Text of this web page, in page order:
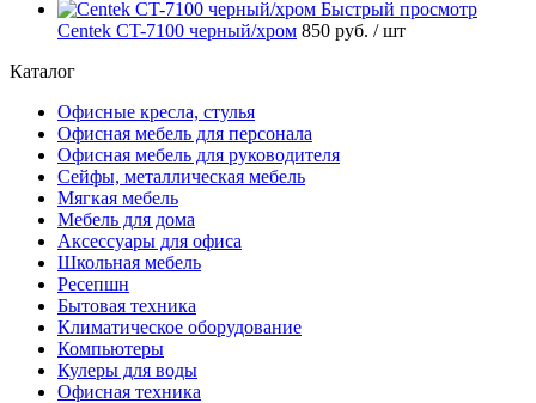
Быстрый просмотр
Centek CT-7100 черный/хром 850 руб. / шт
Каталог
Офисные кресла, стулья
Офисная мебель для персонала
Офисная мебель для руководителя
Сейфы, металлическая мебель
Мягкая мебель
Мебель для дома
Аксессуары для офиса
Школьная мебель
Ресепшн
Бытовая техника
Климатическое оборудование
Компьютеры
Кулеры для воды
Офисная техника